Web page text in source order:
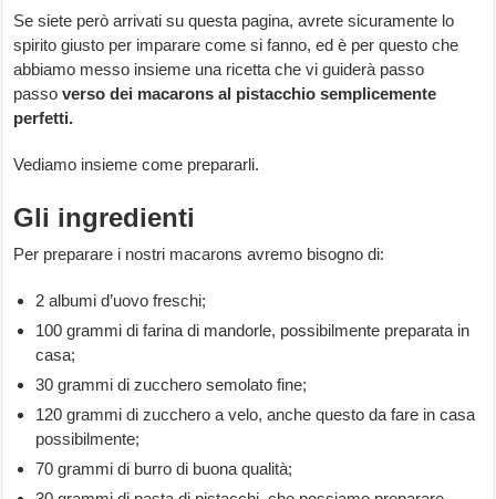
Se siete però arrivati su questa pagina, avrete sicuramente lo
spirito giusto per imparare come si fanno, ed è per questo che
abbiamo messo insieme una ricetta che vi guiderà passo
passoverso dei macarons al pistacchio semplicemente
perfetti.
Vediamo insieme come prepararli.
Gli ingredienti
Per preparare i nostri macarons avremo bisogno di:
2 albumi d’uovo freschi;
100 grammi di farina di mandorle, possibilmente preparata in
casa;
30 grammi di zucchero semolato fine;
120 grammi di zucchero a velo, anche questo da fare in casa
possibilmente;
70 grammi di burro di buona qualità;